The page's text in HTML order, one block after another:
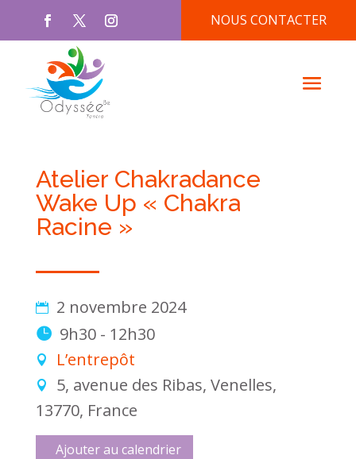
NOUS CONTACTER
Atelier Chakradance
Wake Up « Chakra
Racine »
2 novembre 2024
9h30 - 12h30
L’entrepôt
5, avenue des Ribas, Venelles,
13770, France
Ajouter au calendrier